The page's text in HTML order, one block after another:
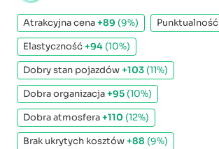
Atrakcyjna cena+89 (9%) Punktualność
Elastyczność+94 (10%)
Dobry stan pojazdów+103 (11%)
Dobra organizacja+95 (10%)
Dobra atmosfera+110 (12%)
Brak ukrytych kosztów+88 (9%)